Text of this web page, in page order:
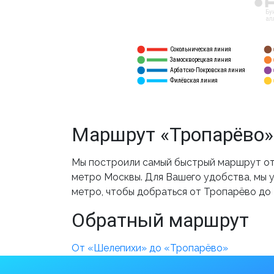
Сокольническая линия
Замоскворецкая линия
Арбатско-Покровская линия
Филёвская линия
Маршрут
Мы построили самый быстрый маршрут
метро Москвы. Для Вашего удобства, мы
метро, чтобы добраться от Тропарёво
Обратный маршрут
От «Шелепихи» до «Тропарёво»